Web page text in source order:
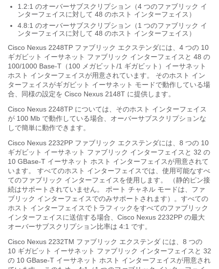
1.2:1 のオーバーサブスクリプション（4 つのファブリック イ
ンターフェイスに対して 48 のホスト インターフェイス）
4.8:1 のオーバーサブスクリプション（1 つのファブリック イ
ンターフェイスに対して 48 のホスト インターフェイス）
Cisco Nexus 2248TP ファブリック エクステンダには、4 つの 10
ギガビット イーサネット ファブリック インターフェイスと 48 の
100/1000 Base-T（100 メガビット/1 ギガビット）イーサネット
ホスト インターフェイスが用意されています。 そのホスト イン
ターフェイスがギガビット イーサネット モードで動作している場
合、
同様の設定を Cisco Nexus 2148T に提供します。
Cisco Nexus 2248TP については、そのホスト インターフェイス
が 100 Mb で動作している場合、オーバーサブスクリプションな
しで簡単に動作できます。
Cisco Nexus 2232PP ファブリック エクステンダには、8 つの 10
ギガビット イーサネット ファブリック インターフェイスと 32 の
10 GBase-T イーサネット ホスト インターフェイスが用意されて
います。 すべてのホスト インターフェイスでは、使用可能なすべ
てのファブリック インターフェイスを使用します。 （静的ピン接
続はサポートされていません。 ポート チャネル モードは、ファ
ブリック インターフェイスでのみサポートされます）。すべての
ホスト インターフェイスでトラフィックをすべてのファブリック
インターフェイスに送信する場合、Cisco Nexus 2232PP の最大
オーバーサブスクリプション比率は 4:1 です。
Cisco Nexus 2232TM ファブリック エクステンダ には、8 つの
10 ギガビット イーサネット ファブリック インターフェイスと 32
の 10 GBase-T イーサネット ホスト インターフェイスが用意され